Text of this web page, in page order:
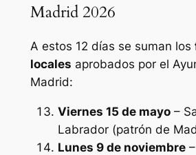
Madrid 2026
A estos 12 días se suman los
locales aprobados por el
Madrid:
Viernes 15 de mayo–
Labrador (patrón de
Lunes 9 de noviembre–